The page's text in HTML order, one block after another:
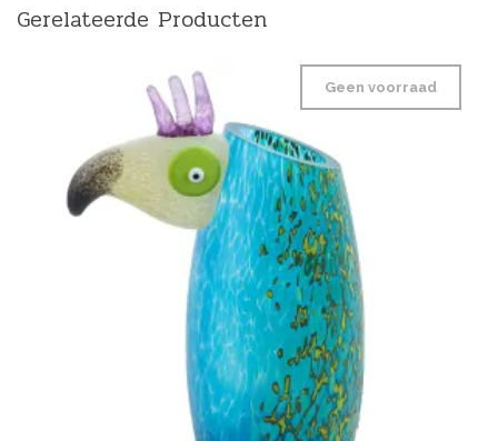
Gerelateerde Producten
Geen voorraad